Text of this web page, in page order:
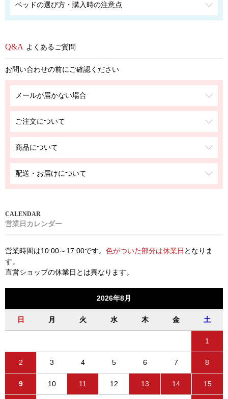
ベッドの選び方・購入時の注意点
よくあるご質問
お問い合わせの前にご確認ください
メールが届かない場合
ご注文について
商品について
配送・お届けについて
営業日カレンダー
営業時間は10:00～17:00です。 色がついた部分は休業日 となりま
す。
直営ショップの休業日とは異なります。
2026年8月
日 月 火 水 木 金 土
1
2 3 4 5 6 7 8
9 10 11 12 13 14 15